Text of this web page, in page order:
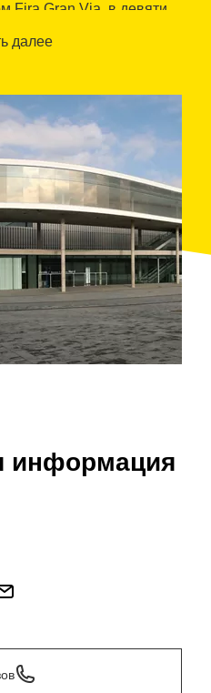
Fira Gran Via, в девяти
сообщение с
далее
информация